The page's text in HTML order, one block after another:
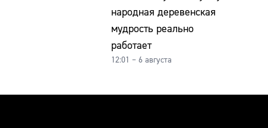
народная деревенская
мудрость реально
работает
12:01 – 6 августа